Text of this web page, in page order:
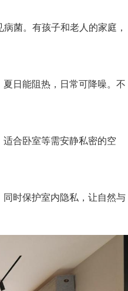
菌。有孩子和老人的家庭，
日能阻热，日常可降噪。不
合卧室等需安静私密的空
时保护室内隐私，让自然与